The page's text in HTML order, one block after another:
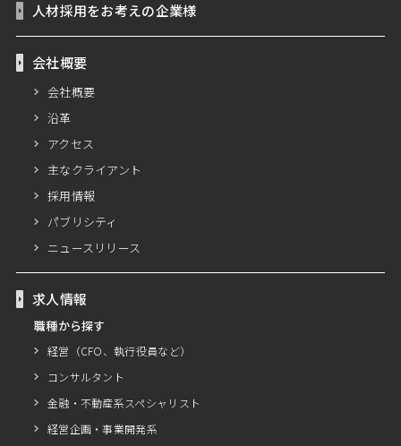
人材採用をお考えの企業様
会社概要
会社概要
沿革
アクセス
主なクライアント
採用情報
パブリシティ
ニュースリリース
求人情報
職種から探す
経営（CFO、執行役員など）
コンサルタント
金融・不動産系スペシャリスト
経営企画・事業開発系